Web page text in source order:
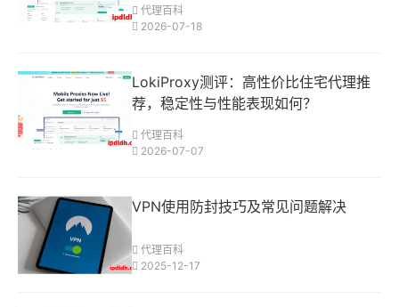
代理百科
2026-07-18
LokiProxy测评：高性价比住宅代理推
荐，稳定性与性能表现如何？
代理百科
2026-07-07
VPN使用防封技巧及常见问题解决
代理百科
2025-12-17